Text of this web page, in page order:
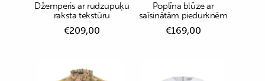
Džemperis ar rudzupuķu
raksta tekstūru
€209,00
Poplīna blūze ar
saīsinātām piedurknēm
€169,00